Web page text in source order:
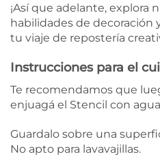
¡Así que adelante,
habilidades de decoración
tu viaje de repostería
Instrucciones para el
Te recomendamos que
enjuagá el Stencil con
Guardalo sobre una
No apto para lavavajillas.